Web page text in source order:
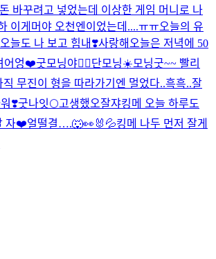
바꾸려고 넣었는데 이상한 게임 머니로 나
이게머야 오천엔이었는데....ㅠㅠ오늘의 유
오늘도 나 보고 힘내❣️사랑해 오늘은 저녁에 50
어엉❤️굿모닝야❤️‍🔥단모닝☀️모닝굿~~ 빨리
직 무진이 형을 따라가기엔 멀었다..흑흑..잘
❣️굿나잇🌕고생했오잘쟈킹메 오늘 하루도
자❤️얼떨결….🐺👀🐰💦킹메 나두 먼저 잘게